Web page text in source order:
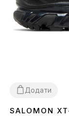
*Певні незначні
числі, але не
форма, розмір
пакувального
Додати
4041 42 43 44 45
SALOMON